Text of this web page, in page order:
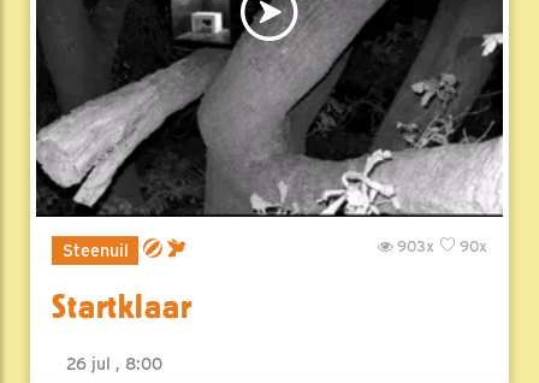
Steenuil 90x
903x
Startklaar
26 jul , 8:00